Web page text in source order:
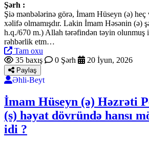
Şərh :
Şiə mənbələrinə görə, İmam Hüseyn (ə) heç
xəlifə olmamışdır. Lakin İmam Həsənin (ə)
h.q./670 m.) Allah tərəfindən təyin olunmuş
rəhbərlik etm…
Tam oxu
35 baxış
0 Şərh 20 İyun, 2026
Paylaş
Əhli-Beyt
İmam Hüseyn (ə) Həzrəti
(s) həyat dövründə hansı
idi ?